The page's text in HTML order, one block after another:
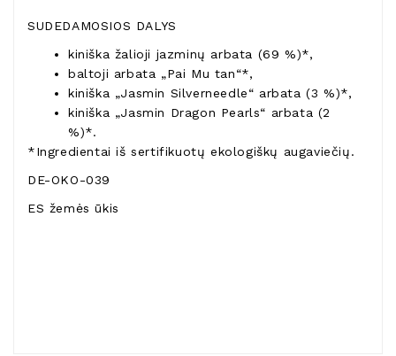
SUDEDAMOSIOS DALYS
kiniška žalioji jazminų arbata (69 %)*,
baltoji arbata „Pai Mu tan“*,
kiniška „Jasmin Silverneedle“ arbata (3 %)*,
kiniška „Jasmin Dragon Pearls“ arbata (2
%)*.
*Ingredientai iš sertifikuotų ekologiškų augaviečių.
DE-OKO-039
ES žemės ūkis